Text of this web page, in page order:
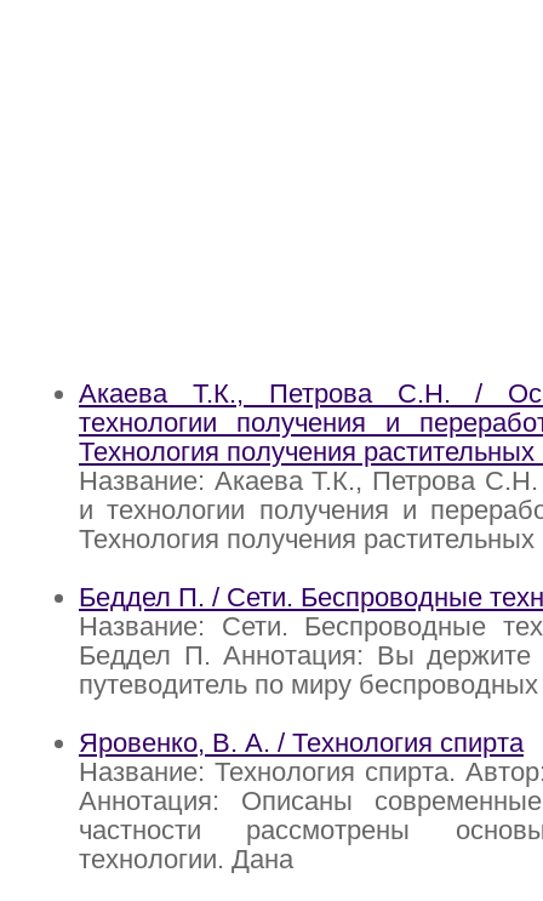
Акаева Т.К., Петрова С.Н. /
технологии получения и
Технология получения
Название: Акаева Т.К., Петрова
и технологии получения и
Технология получения растительных
Беддел П. / Сети. Беспроводные
Название: Сети. Беспроводные
Беддел П. Аннотация: Вы держите
путеводитель по миру беспроводных
Яровенко, В. А. / Технология спирта
Название: Технология спирта.
Аннотация: Описаны
частности рассмотрены
технологии. Дана